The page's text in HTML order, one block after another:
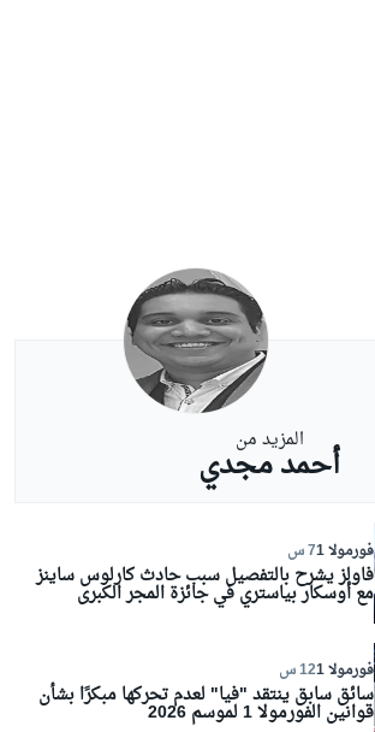
المزيد من
أحمد مجدي
فورمولا 1 7 س
فاولز يشرح بالتفصيل سبب حادث كارلوس ساينز
مع أوسكار بياستري في جائزة المجر الكبرى
فورمولا 1 12 س
سائق سابق ينتقد "فيا" لعدم تحركها مبكرًا بشأن
قوانين الفورمولا 1 لموسم 2026